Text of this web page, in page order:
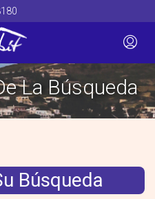
La Búsqueda
Búsqueda